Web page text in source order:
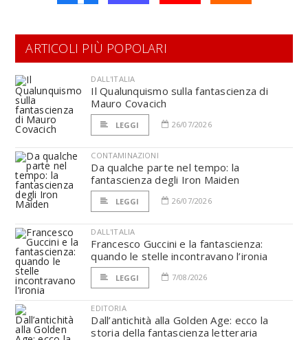
ARTICOLI PIÙ POPOLARI
DALL'ITALIA
Il Qualunquismo sulla fantascienza di
Mauro Covacich
LEGGI 26/07/2026
CONTAMINAZIONI
Da qualche parte nel tempo: la
fantascienza degli Iron Maiden
LEGGI 26/07/2026
DALL'ITALIA
Francesco Guccini e la fantascienza:
quando le stelle incontravano l’ironia
LEGGI 7/08/2026
EDITORIA
Dall’antichità alla Golden Age: ecco la
storia della fantascienza letteraria